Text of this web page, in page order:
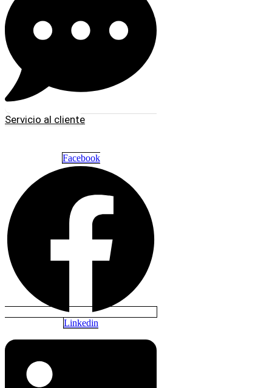
Servicio al cliente
Facebook
Linkedin